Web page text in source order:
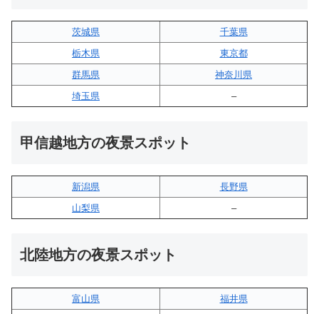
茨城県
千葉県
栃木県
東京都
群馬県
神奈川県
埼玉県
–
甲信越地方の夜景スポット
新潟県
長野県
山梨県
–
北陸地方の夜景スポット
富山県
福井県